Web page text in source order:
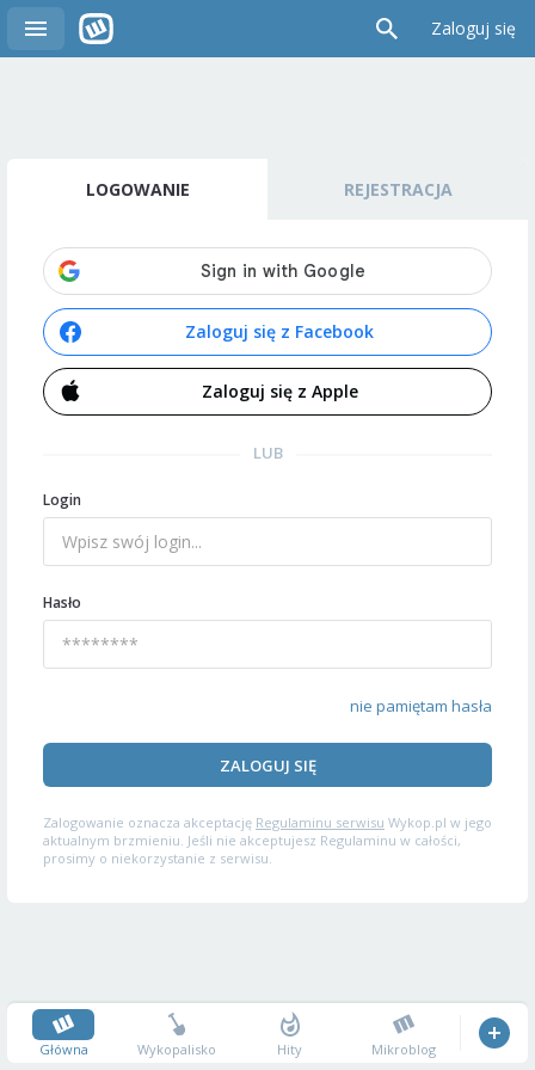
Zaloguj się
LOGOWANIE REJESTRACJA
Zaloguj się z Facebook
Zaloguj się z Apple
LUB
Login
Hasło
nie pamiętam hasła
ZALOGUJ SIĘ
Zalogowanie oznacza akceptację Regulaminu serwisu Wykop.pl w jego
aktualnym brzmieniu. Jeśli nie akceptujesz Regulaminu w całości,
prosimy o niekorzystanie z serwisu.
Główna Wykopalisko Hity Mikroblog